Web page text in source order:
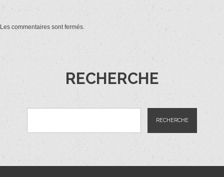
Les commentaires sont fermés.
RECHERCHE